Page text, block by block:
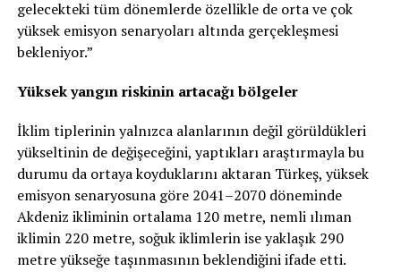
gelecekteki tüm dönemlerde özellikle de orta ve çok
yüksek emisyon senaryoları altında gerçekleşmesi
bekleniyor.”
Yüksek yangın riskinin artacağı bölgeler
İklim tiplerinin yalnızca alanlarının değil görüldükleri
yükseltinin de değişeceğini, yaptıkları araştırmayla bu
durumu da ortaya koyduklarını aktaran Türkeş, yüksek
emisyon senaryosuna göre 2041–2070 döneminde
Akdeniz ikliminin ortalama 120 metre, nemli ılıman
iklimin 220 metre, soğuk iklimlerin ise yaklaşık 290
metre yükseğe taşınmasının beklendiğini ifade etti.